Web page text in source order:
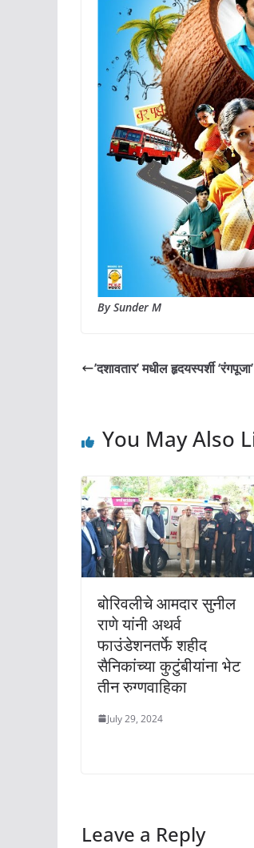
By Sunder M
’दशावतार’ मधील हृदयस्पर्शी
You May Also
बोरिवलीचे आमदार सुनील
राणे यांनी अथर्व
फाउंडेशनतर्फे शहीद
सैनिकांच्या कुटुंबीयांना भेट
तीन रुग्णवाहिका
July 29, 2024
Leave a Reply